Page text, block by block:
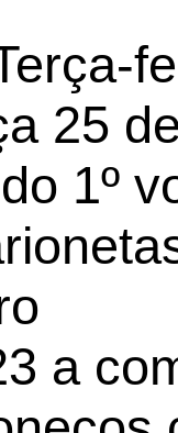
25
1º
a